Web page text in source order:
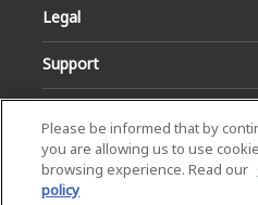
Legal
Support
Please be informed that by
you are allowing us to use
browsing experience. Read our
policy